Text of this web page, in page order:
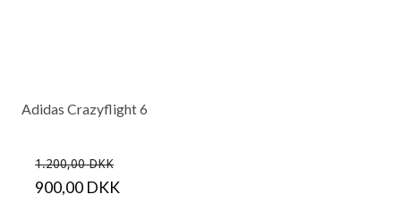
Adidas Crazyflight 6
1.200,00 DKK
900,00 DKK